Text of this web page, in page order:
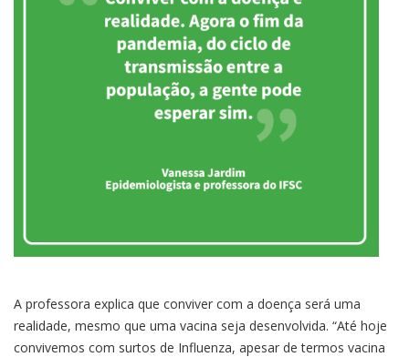
A professora explica que conviver com a doença será uma
realidade, mesmo que uma vacina seja desenvolvida. “Até hoje
convivemos com surtos de Influenza, apesar de termos vacina